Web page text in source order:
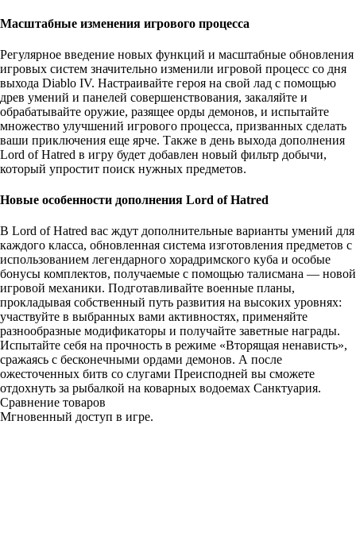
Масштабные изменения игрового процесса
Регулярное введение новых функций и масштабные обновления
игровых систем значительно изменили игровой процесс со дня
выхода Diablo IV. Настраивайте героя на свой лад с помощью
древ умений и панелей совершенствования, закаляйте и
обрабатывайте оружие, разящее орды демонов, и испытайте
множество улучшений игрового процесса, призванных сделать
ваши приключения еще ярче. Также в день выхода дополнения
Lord of Hatred в игру будет добавлен новый фильтр добычи,
который упростит поиск нужных предметов.
Новые особенности дополнения Lord of Hatred
В Lord of Hatred вас ждут дополнительные варианты умений для
каждого класса, обновленная система изготовления предметов с
использованием легендарного хорадримского куба и особые
бонусы комплектов, получаемые с помощью талисмана — новой
игровой механики. Подготавливайте военные планы,
прокладывая собственный путь развития на высоких уровнях:
участвуйте в выбранных вами активностях, применяйте
разнообразные модификаторы и получайте заветные награды.
Испытайте себя на прочность в режиме «Вторящая ненависть»,
сражаясь с бесконечными ордами демонов. А после
ожесточенных битв со слугами Преисподней вы сможете
отдохнуть за рыбалкой на коварных водоемах Санктуария.
Сравнение товаров
Мгновенный доступ в игре.